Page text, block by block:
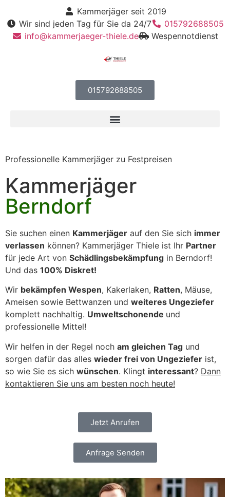
Kammerjäger seit 2019
Wir sind jeden Tag für Sie da 24/7
015792688505
info@kammerjaeger-thiele.de
Wespennotdienst
015792688505
Professionelle Kammerjäger zu Festpreisen
Kammerjäger
Berndorf
Sie suchen einen Kammerjäger auf den Sie sich immer
verlassen können? Kammerjäger Thiele ist Ihr Partner
für jede Art von Schädlingsbekämpfung in Berndorf!
Und das 100% Diskret!
Wir bekämpfen Wespen, Kakerlaken, Ratten, Mäuse,
Ameisen sowie Bettwanzen und weiteres Ungeziefer
komplett nachhaltig. Umweltschonende und
professionelle Mittel!
Wir helfen in der Regel noch am gleichen Tag und
sorgen dafür das alles wieder frei von Ungeziefer ist,
so wie Sie es sich wünschen. Klingt interessant? Dann
kontaktieren Sie uns am besten noch heute!
Anfrage Senden
Jetzt Anrufen